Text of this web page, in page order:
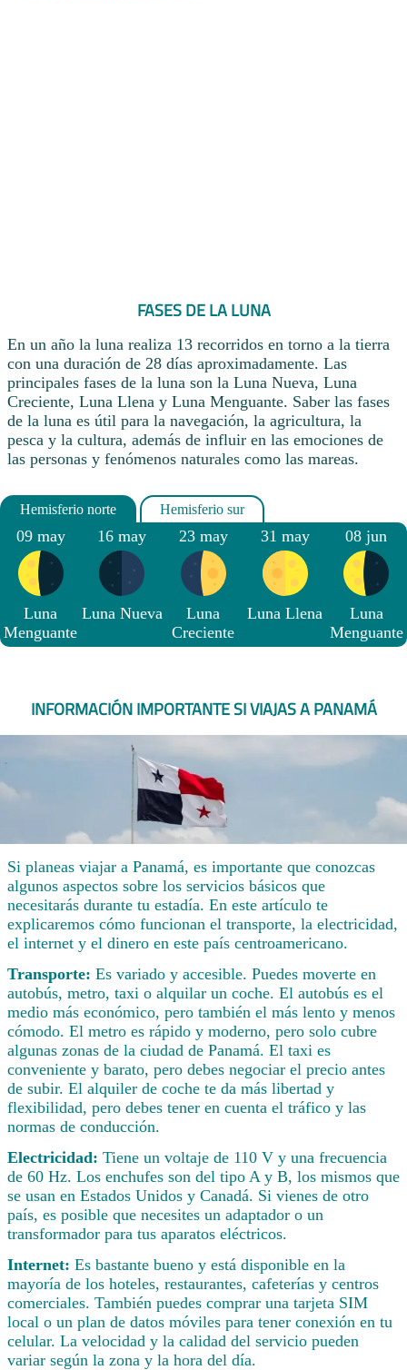
FASES DE LA LUNA
En un año la luna realiza 13 recorridos en torno a la tierra
con una duración de 28 días aproximadamente. Las
principales fases de la luna son la Luna Nueva, Luna
Creciente, Luna Llena y Luna Menguante. Saber las fases
de la luna es útil para la navegación, la agricultura, la
pesca y la cultura, además de influir en las emociones de
las personas y fenómenos naturales como las mareas.
09 may
Luna
Menguante
16 may
Luna Nueva
23 may
Luna
Creciente
31 may
Luna Llena
08 jun
Luna
Menguante
INFORMACIÓN IMPORTANTE SI VIAJAS A PANAMÁ
Si planeas viajar a Panamá, es importante que conozcas
algunos aspectos sobre los servicios básicos que
necesitarás durante tu estadía. En este artículo te
explicaremos cómo funcionan el transporte, la electricidad,
el internet y el dinero en este país centroamericano.
Transporte: Es variado y accesible. Puedes moverte en
autobús, metro, taxi o alquilar un coche. El autobús es el
medio más económico, pero también el más lento y menos
cómodo. El metro es rápido y moderno, pero solo cubre
algunas zonas de la ciudad de Panamá. El taxi es
conveniente y barato, pero debes negociar el precio antes
de subir. El alquiler de coche te da más libertad y
flexibilidad, pero debes tener en cuenta el tráfico y las
normas de conducción.
Electricidad: Tiene un voltaje de 110 V y una frecuencia
de 60 Hz. Los enchufes son del tipo A y B, los mismos que
se usan en Estados Unidos y Canadá. Si vienes de otro
país, es posible que necesites un adaptador o un
transformador para tus aparatos eléctricos.
Internet: Es bastante bueno y está disponible en la
mayoría de los hoteles, restaurantes, cafeterías y centros
comerciales. También puedes comprar una tarjeta SIM
local o un plan de datos móviles para tener conexión en tu
celular. La velocidad y la calidad del servicio pueden
variar según la zona y la hora del día.